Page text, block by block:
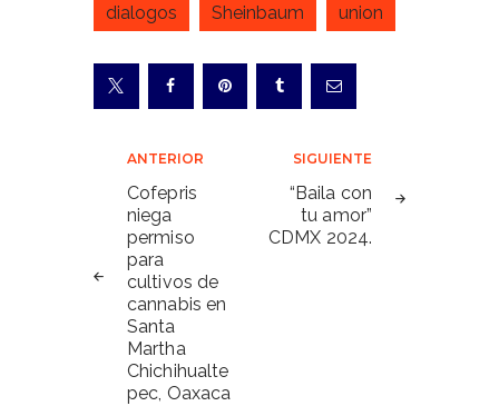
dialogos
Sheinbaum union
Navegación
de
entradas
ANTERIOR
Cofepris
niega
permiso
para
cultivos de
cannabis en
Santa
Martha
Chichihualte
pec, Oaxaca
SIGUIENTE
“Baila con
tu amor”
CDMX 2024.